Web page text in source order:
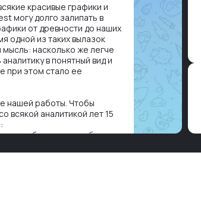
красивые графики и
могу долго залипать в
от древности до наших
одной из таких вылазок
насколько же легче
в понятный вид и
при этом стало ее
нашей работы. Чтобы
всякой аналитикой лет 15
в одну базу и разгребать их